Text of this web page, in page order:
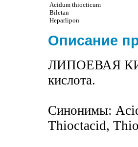
Acidum thiocticum
Biletan
Heparlipon
Описание
ЛИПОЕВАЯ
кислота.
Синонимы:
Thioctacid,